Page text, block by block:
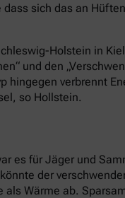
sich das an
Holstein in
und den
hingegen verbrennt
so Hollstein.
es für Jäger und
der
Wärme ab.